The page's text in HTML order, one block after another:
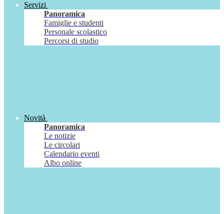
Servizi
Panoramica
Famiglie e studenti
Personale scolastico
Percorsi di studio
Novità
Panoramica
Le notizie
Le circolari
Calendario eventi
Albo online